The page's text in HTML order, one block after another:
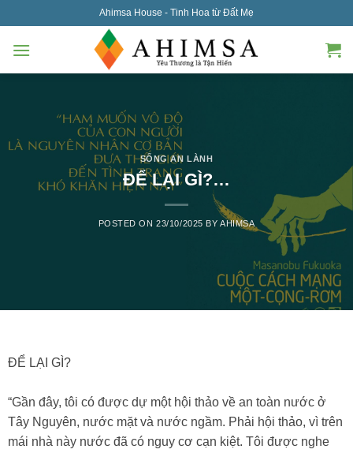
to
content
Ahimsa House - Tinh Hoa từ Đất Mẹ
SỐNG AN LÀNH
ĐỂ LẠI GÌ?…
POSTED ON23/10/2025 BYAHIMSA
ĐỂ LẠI GÌ?
“Gần đây, tôi có được dự một hội thảo về an toàn nước ở
Tây Nguyên, nước mặt và nước ngầm. Phải hội thảo, vì trên
mái nhà này nước đã có nguy cơ cạn kiệt. Tôi được nghe